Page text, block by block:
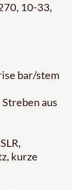
10-33,
bar/stem
aus
kurze